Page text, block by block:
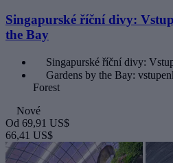
Singapurské říční divy:
the Bay
Singapurské říční divy:
Gardens by the Bay:
Forest
Nové
Od 69,91 US$
66,41 US$